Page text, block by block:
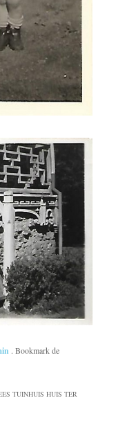
. Bookmark de
TUINHUIS HUIS TER